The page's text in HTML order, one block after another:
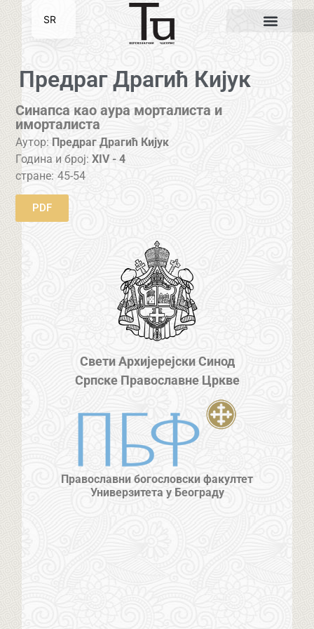
Предраг Драгић Кијук
Синапса као аура морталиста и
иморталиста
Аутор: Предраг Драгић Кијук
Година и број:XIV - 4
стране: 45-54
PDF
Свети Архијерејски Синод
Српске Православне Цркве
Православни богословски факултет
Универзитета у Београду
SR
EN